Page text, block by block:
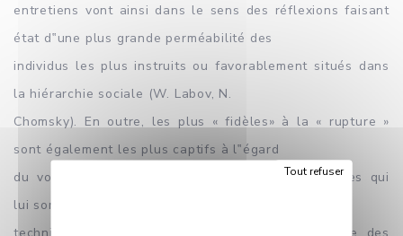
entretiens vont ainsi dans le sens des réflexions faisant
état d‟une plus grande perméabilité des
individus les plus instruits ou favorablement situés dans
la hiérarchie sociale (W. Labov, N.
Chomsky). En outre, les plus « fidèles» à la « rupture »
sont également les plus captifs à l‟égard
du vocable et des structures logico-argumentatives qui
lui sont liés même si les éléments les plus
Tout refuser